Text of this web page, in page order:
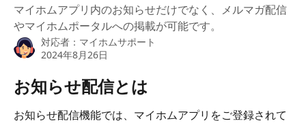
マイホムアプリ内のお知らせだけでなく、メルマガ配信
やマイホムポータルへの掲載が可能です。
対応者： マイホムサポート
2024年8月26日
お知らせ配信とは
お知らせ配信機能では、マイホムアプリをご登録されて